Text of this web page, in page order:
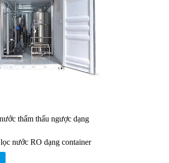
thẩm thấu ngược dạng
nước RO dạng container